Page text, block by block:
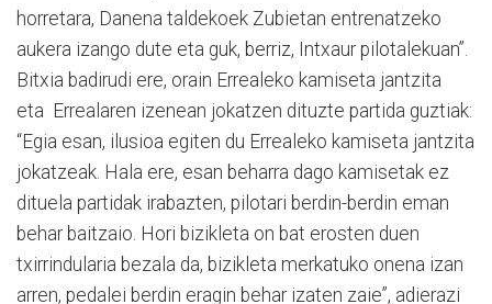
horretara, Danena taldekoek Zubietan entrenatzeko
aukera izango dute eta guk, berriz, Intxaur pilotalekuan”.
Bitxia badirudi ere, orain Errealeko kamiseta jantzita
eta Errealaren izenean jokatzen dituzte partida guztiak:
“Egia esan, ilusioa egiten du Errealeko kamiseta jantzita
jokatzeak. Hala ere, esan beharra dago kamisetak ez
dituela partidak irabazten, pilotari berdin-berdin eman
behar baitzaio. Hori bizikleta on bat erosten duen
txirrindularia bezala da, bizikleta merkatuko onena izan
arren, pedalei berdin eragin behar izaten zaie”, adierazi